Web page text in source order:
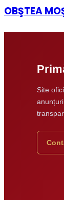
OBŞTEA
Site